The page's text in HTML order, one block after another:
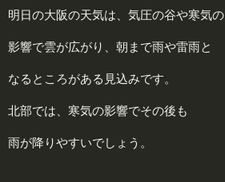
明日の大阪の天気は、気圧の谷や寒気の
影響で雲が広がり、朝まで雨や雷雨と
なるところがある見込みです。
北部では、寒気の影響でその後も
雨が降りやすいでしょう。